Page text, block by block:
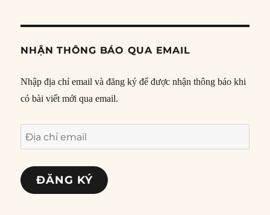
NHẬN THÔNG BÁO QUA EMAIL
Nhập địa chỉ email và đăng ký để được nhận thông báo khi
có bài viết mới qua email.
Địa
chỉ
email
ĐĂNG KÝ